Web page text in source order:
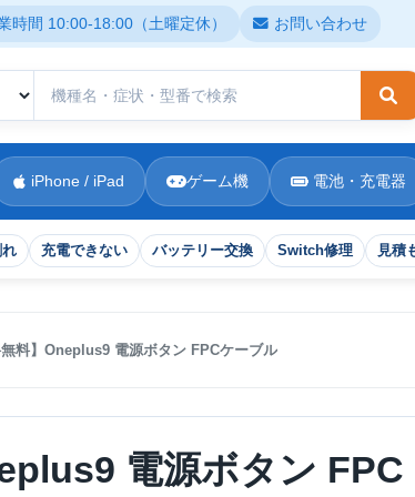
時間 10:00-18:00（土曜定休） お問い合わせ
検
充電できない バッテリー交換 Switch修理 見積
iPhone / iPad ゲーム機 電池・充電器
無料】Oneplus9 電源ボタン FPCケーブル
電源ボタン FPC